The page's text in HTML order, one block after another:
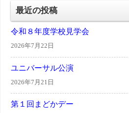
最近の投稿
令和８年度学校見学会
2026年7月22日
ユニバーサル公演
2026年7月21日
第１回まどかデー